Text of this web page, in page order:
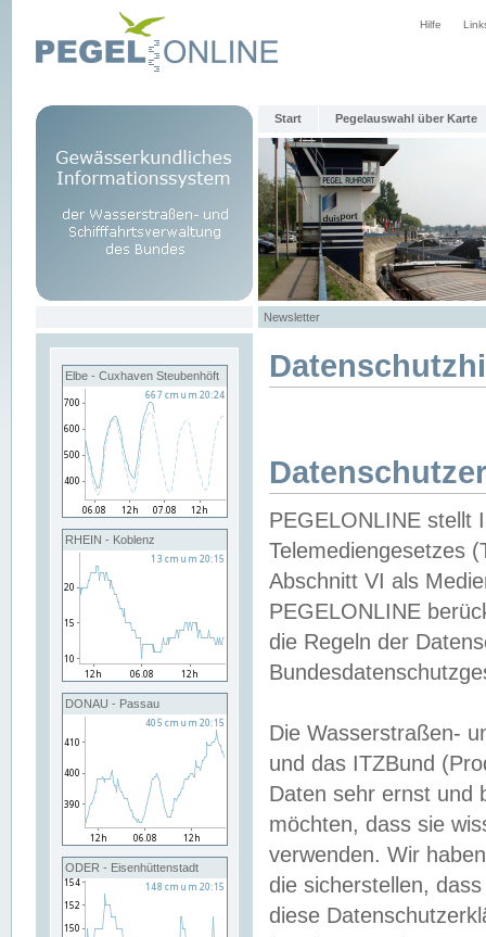
Hilfe
Start Pegelauswahl über Karte
Newsletter
Elbe - Cuxhaven Steubenhöft
RHEIN - Koblenz
DONAU - Passau
ODER - Eisenhüttenstadt
PEGELONLINE stellt
Telemediengesetzes
Abschnitt VI als
PEGELONLINE
die Regeln der
Die Wasserstraßen-
und das ITZBund
Daten sehr ernst und
möchten, dass sie
verwenden. Wir
die sicherstellen,
diese